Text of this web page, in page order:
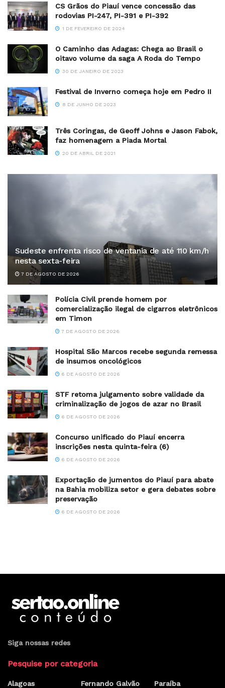
CS Grãos do Piauí vence concessão das
rodovias PI-247, PI-391 e PI-392
1 DE FEVEREIRO DE 2024
O Caminho das Adagas: Chega ao Brasil o
oitavo volume da saga A Roda do Tempo
30 DE JANEIRO DE 2023
Festival de Inverno começa hoje em Pedro II
8 DE JUNHO DE 2023
Três Coringas, de Geoff Johns e Jason Fabok,
faz homenagem a Piada Mortal
20 DE ABRIL DE 2021
Sudeste enfrenta risco de ventania de até 110 km/h
nesta sexta-feira
7 DE AGOSTO DE 2026
Polícia Civil prende homem por
comercialização ilegal de cigarros eletrônicos
em Timon
7 DE AGOSTO DE 2026
Hospital São Marcos recebe segunda remessa
de insumos oncológicos
6 DE AGOSTO DE 2026
STF retoma julgamento sobre validade da
criminalização de jogos de azar no Brasil
6 DE AGOSTO DE 2026
Concurso unificado do Piauí encerra
inscrições nesta quinta-feira (6)
6 DE AGOSTO DE 2026
Exportação de jumentos do Piauí para abate
na Bahia mobiliza setor e gera debates sobre
preservação
6 DE AGOSTO DE 2026
Siga nossas redes
Pesquise por categoria
Alagoas
Fernando Galvão
Paraíba